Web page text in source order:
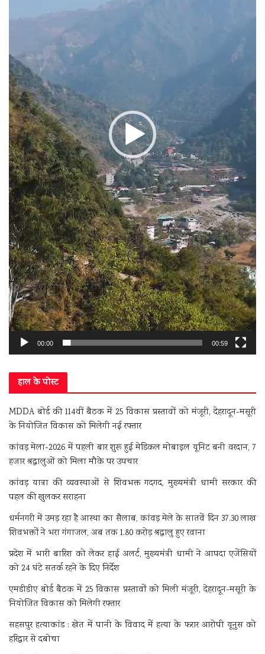
00:00 00:59
हाल के पोस्ट
MDDA बोर्ड की 114वीं बैठक में 25 विकास प्रस्तावों को मंजूरी, देहरादून-मसूरी
के नियोजित विकास को मिलेगी नई रफ्तार
कांवड़ मेला-2026 में पहली बार शुरू हुई मेडिकल मोबाइल यूनिट बनी वरदान, 7
हजार श्रद्धालुओं को मिला मौके पर उपचार
कांवड़ यात्रा की व्यवस्थाओं से शिवभक्त गदगद, मुख्यमंत्री धामी सरकार की
पहल की खुलकर सराहना
धर्मनगरी में उमड़ रहा है आस्था का सैलाब, कांवड़ मेले के सातवें दिन 37.30 लाख
शिवभक्तों ने भरा गंगाजल, अब तक 1.80 करोड़ श्रद्धालु हुए रवाना
प्रदेश में भारी बारिश को लेकर हाई अलर्ट, मुख्यमंत्री धामी ने आपदा एजेंसियों
को 24 घंटे सतर्क रहने के दिए निर्देश
एमडीडीए बोर्ड बैठक में 25 विकास प्रस्तावों को मिली मंजूरी, देहरादून-मसूरी के
नियोजित विकास को मिलेगी रफ्तार
सहसपुर हत्याकांड : खेत में पानी के विवाद में हत्या के फरार आरोपी यूनुस को
हरिद्वार से दबोचा